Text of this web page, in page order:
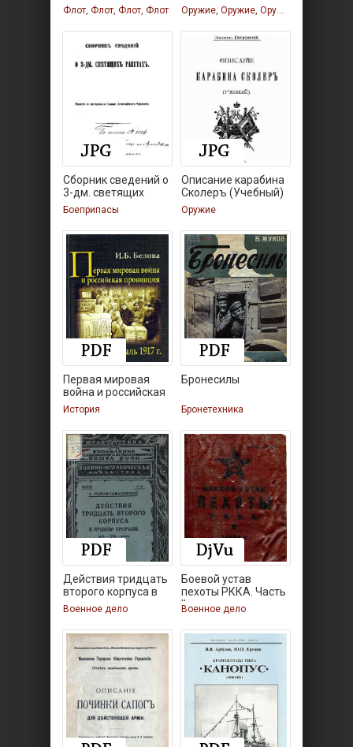
Флот, Флот, Флот, Флот Оружие, Оружие, Оружие
Сборник сведений о
3-дм. светящих
Боеприпасы
Описание карабина
Сколеръ (Учебный)
Оружие
Первая мировая
война и российская
История
Бронесилы
Бронетехника
Действия тридцать
второго корпуса в
Военное дело
Боевой устав
пехоты РККА. Часть
IIВоенное дело